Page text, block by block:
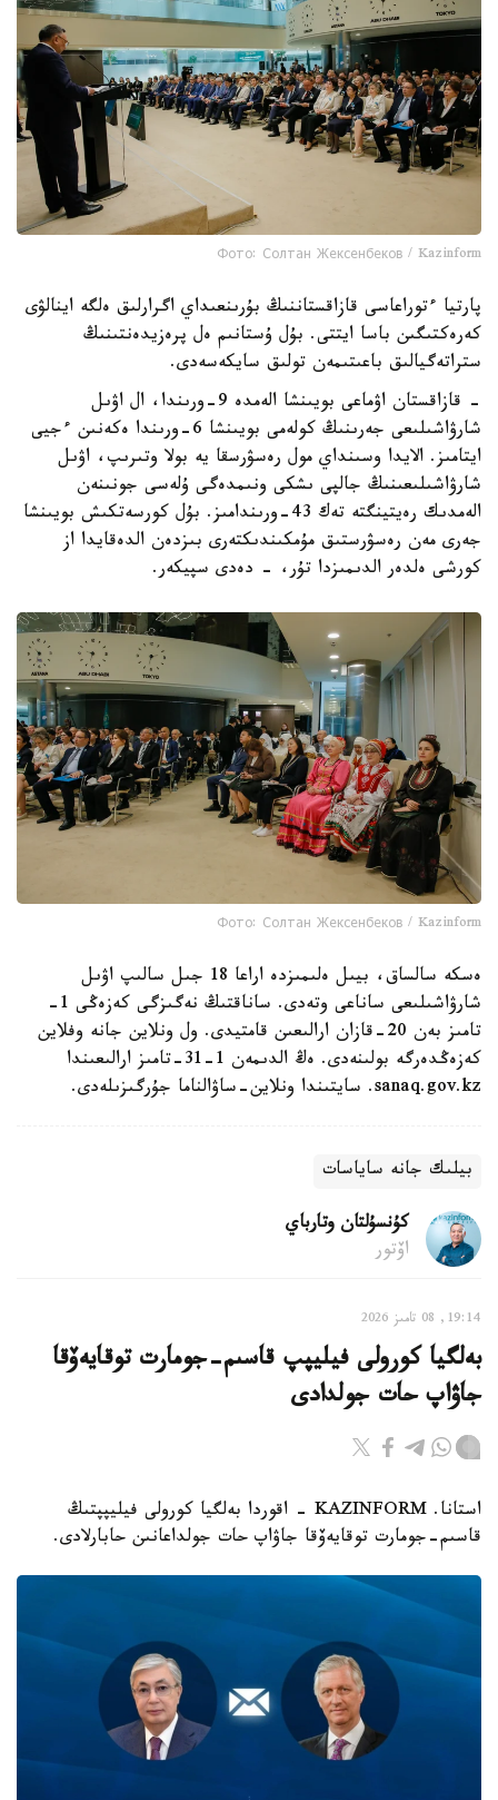
Фото: Солтан Жексенбеков / Kazinform
پارتيا ءتوراعاسى قازاقستاننىڭ بۇرىنعىداي اگرارلىق ەلگە اينالۋى
كەرەكتىگىن باسا ايتتى. بۇل ۇستانىم ەل پرەزيدەنتىنىڭ
ستراتەگيالىق باعىتىمەن تولىق سايكەسەدى.
- قازاقستان اۋماعى بويىنشا الەمدە 9-ورىندا، ال اۋىل
شارۋاشىلىعى جەرىنىڭ كولەمى بويىنشا 6-ورىندا ەكەنىن ءجيى
ايتامىز. الايدا وسىنداي مول رەسۋرسقا يە بولا وتىرىپ، اۋىل
شارۋاشىلىعىنىڭ جالپى ىشكى ونىمدەگى ۇلەسى جونىنەن
الەمدىك رەيتينگتە تەك 43-ورىندامىز. بۇل كورسەتكىش بويىنشا
جەرى مەن رەسۋرستىق مۇمكىندىكتەرى بىزدەن الدەقايدا از
كورشى ەلدەر الدىمىزدا تۇر، - دەدى سپيكەر.
Фото: Солтан Жексенбеков / Kazinform
ەسكە سالساق، بيىل ەلىمىزدە اراعا 18 جىل سالىپ اۋىل
شارۋاشىلىعى ساناعى وتەدى. ساناقتىڭ نەگىزگى كەزەڭى 1-
تامىز بەن 20-قازان ارالىعىن قامتيدى. ول ونلاين جانە وفلاين
كەزەڭدەرگە بولىنەدى. ەڭ الدىمەن 1-31-تامىز ارالىعىندا
sanaq.gov.kz. سايتىندا ونلاين-ساۋالناما جۇرگىزىلەدى.
بيلىك جانە ساياسات
كۇنسۇلتان وتارباي
اۆتور
19:14, 08 تامىز 2026
بەلگيا كورولى فيليپپ قاسىم-جومارت توقايەۆقا
جاۋاپ حات جولدادى
استانا. KAZINFORM - اقوردا بەلگيا كورولى فيليپپتىڭ
قاسىم-جومارت توقايەۆقا جاۋاپ حات جولداعانىن حابارلادى.